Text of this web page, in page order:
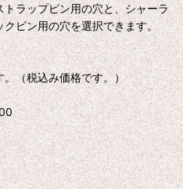
ラップピン用の穴と、シャーラ
ピン用の穴を選択できます。
（税込み価格です。）